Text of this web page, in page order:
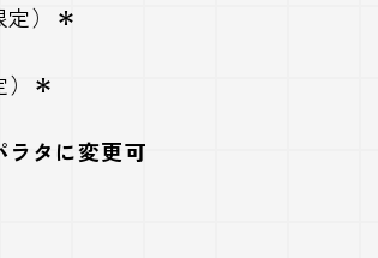
） ＊
＊
ラタに変更可